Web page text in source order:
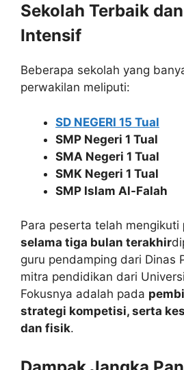
Sekolah Terbaik
Intensif
Beberapa sekolah yang
perwakilan meliputi:
SD NEGERI 15 Tual
SMP Negeri 1 Tual
SMA Negeri 1 Tual
SMK Negeri 1 Tual
SMP Islam Al-Falah
Para peserta telah mengikuti
selama tiga bulan terakhir
guru pendamping dari Dinas
mitra pendidikan dari
Fokusnya adalah pada
strategi kompetisi, serta
dan fisik.